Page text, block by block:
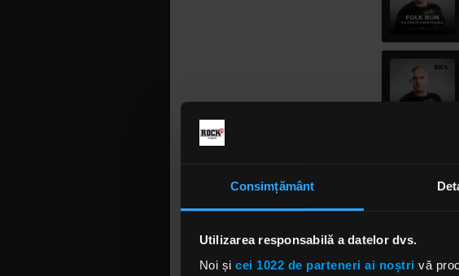
Consimțământ
Utilizarea responsabilă a datelor dvs.
Noi și cei 1022 de parteneri ai noștri vă